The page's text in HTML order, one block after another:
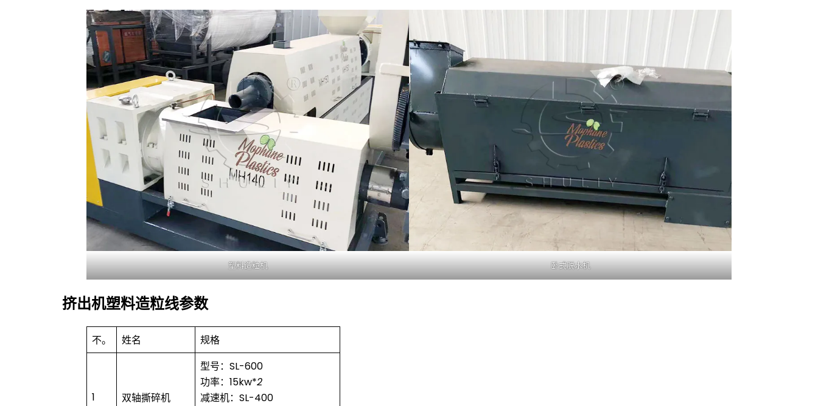
塑料造粒机 卧式脱水机
挤出机塑料造粒线参数
不。 姓名 规格
1 双轴撕碎机
型号：SL-600
功率：15kw*2
减速机：SL-400